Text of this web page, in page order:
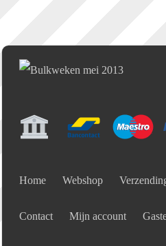
Home Webshop
Contact Mijn account